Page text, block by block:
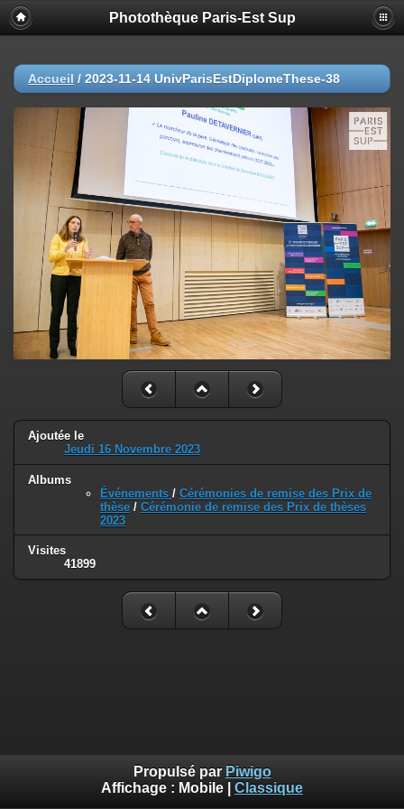
Photothèque Paris-Est Sup
Accueil / 2023-11-14 UnivParisEstDiplomeThese-38
Ajoutée le
Jeudi 16 Novembre 2023
Albums
Événements / Cérémonies de remise des Prix de
thèse / Cérémonie de remise des Prix de thèses
2023
Visites
41899
Propulsé par Piwigo
Affichage : Mobile Classique